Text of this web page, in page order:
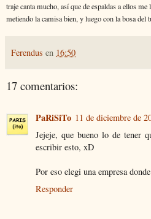
traje canta mucho, así que de espaldas a ellos
metiendo la camisa bien, y luego con la bosa del
Ferendus en 16:50
17 comentarios:
PaRiSiTo 11 de diciembre de
Jejeje, que bueno lo de tener
escribir esto, xD
Por eso elegi una empresa
Responder